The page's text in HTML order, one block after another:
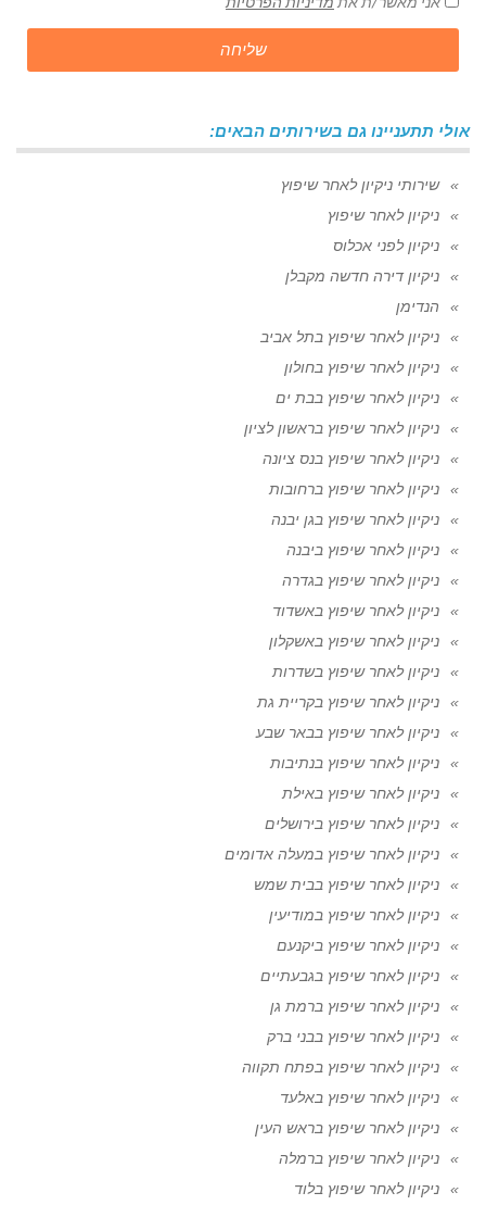
שליחה
אולי תתעניינו גם בשירותים הבאים:
שירותי ניקיון לאחר שיפוץ
ניקיון לאחר שיפוץ
ניקיון לפני אכלוס
ניקיון דירה חדשה מקבלן
הנדימן
ניקיון לאחר שיפוץ בתל אביב
ניקיון לאחר שיפוץ בחולון
ניקיון לאחר שיפוץ בבת ים
ניקיון לאחר שיפוץ בראשון לציון
ניקיון לאחר שיפוץ בנס ציונה
ניקיון לאחר שיפוץ ברחובות
ניקיון לאחר שיפוץ בגן יבנה
ניקיון לאחר שיפוץ ביבנה
ניקיון לאחר שיפוץ בגדרה
ניקיון לאחר שיפוץ באשדוד
ניקיון לאחר שיפוץ באשקלון
ניקיון לאחר שיפוץ בשדרות
ניקיון לאחר שיפוץ בקריית גת
ניקיון לאחר שיפוץ בבאר שבע
ניקיון לאחר שיפוץ בנתיבות
ניקיון לאחר שיפוץ באילת
ניקיון לאחר שיפוץ בירושלים
ניקיון לאחר שיפוץ במעלה אדומים
ניקיון לאחר שיפוץ בבית שמש
ניקיון לאחר שיפוץ במודיעין
ניקיון לאחר שיפוץ ביקנעם
ניקיון לאחר שיפוץ בגבעתיים
ניקיון לאחר שיפוץ ברמת גן
ניקיון לאחר שיפוץ בבני ברק
ניקיון לאחר שיפוץ בפתח תקווה
ניקיון לאחר שיפוץ באלעד
ניקיון לאחר שיפוץ בראש העין
ניקיון לאחר שיפוץ ברמלה
ניקיון לאחר שיפוץ בלוד